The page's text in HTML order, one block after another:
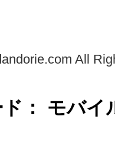
All
ド： モバ